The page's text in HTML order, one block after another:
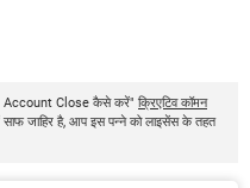
Account Close कैसे करें" क्रिएटिव कॉमन
जाहिर है, आप इस पन्ने को लाइसेंस के तहत